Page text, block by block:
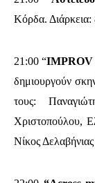
Κόρδα. Διάρκεια:
21:00 “
δημιουργούν
τους:
Χριστοπούλου,
Νίκος